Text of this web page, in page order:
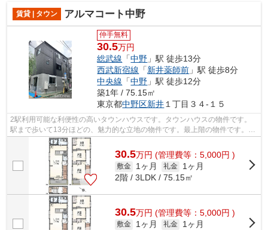
賃貸 | タウン アルマコート中野
仲手無料
30.5万円
総武線 「中野 」駅 徒歩13分
西武新宿線 「新井薬師前 」駅 徒歩8分
中央線 「中野 」駅 徒歩12分
築1年 / 75.15㎡
東京都中野区新井 １丁目３４-１５
2駅利用可能な利便性の高いタウンハウスです。タウンハウスの物件です。
駅まで歩いて13分ほどの、魅力的な立地の物件です。最上階の物件です。メ
ールアドレスinfo@sk-crew.jp宛にお問...
30.5万円 (管理費等：5,000円 )
敷金 1ヶ月 礼金
1ヶ月
2階 / 3LDK / 75.15㎡
30.5万円 (管理費等：5,000円 )
敷金 1ヶ月 礼金
1ヶ月